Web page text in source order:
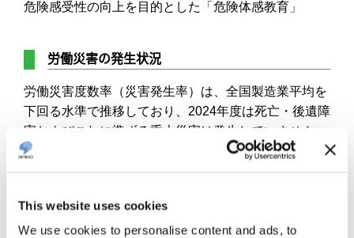
This website uses cookies
We use cookies to personalise content and ads, to
危険感受性の向上を目的とした「危険体感教育」
労働災害の発生状況
労働災害度数率（災害発生率）は、全国製造業平均を
下回る水準で推移しており、2024年度は死亡・後遺障
害およびこれに準ずる重大災害は発生していません。
2025年度についても、死亡・後遺障害およびこれに準